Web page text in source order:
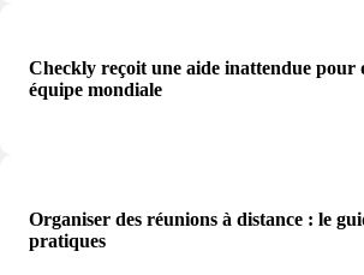
Checkly reçoit une aide inattendue pour
équipe mondiale
Organiser des réunions à distance : le
pratiques